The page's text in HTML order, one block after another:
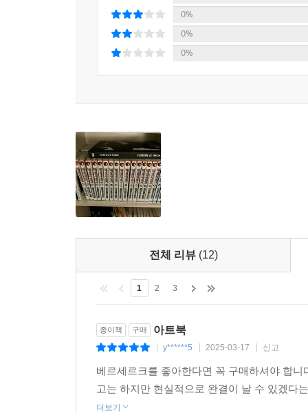
0%
0%
0%
전체 리뷰 (12)
1 2 3
종이책 구매 아트북
y******5 2025-03-17 신고
베르세르크를 좋아한다면 꼭 구매하셔야 합
고는 하지만 현실적으로 완결이 날 수 있겠다
더보기